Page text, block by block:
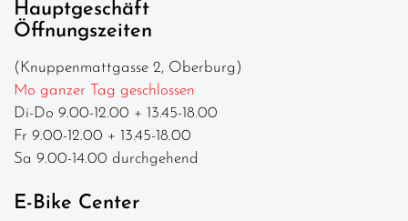
Hauptgeschäft
Öffnungszeiten
(Knuppenmattgasse 2, Oberburg)
Mo ganzer Tag geschlossen
Di-Do 9.00-12.00 + 13.45-18.00
Fr 9.00-12.00 + 13.45-18.00
Sa 9.00-14.00 durchgehend
E-Bike Center